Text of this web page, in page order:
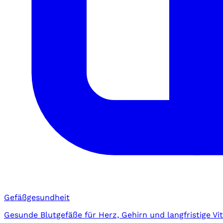
Gefäßgesundheit
Gesunde Blutgefäße für Herz, Gehirn und langfristige